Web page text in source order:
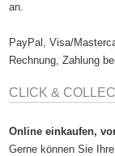
an.
PayPal, Visa/
Rechnung, Zahlung
CLICK &
Online einkaufen,
Gerne können Sie